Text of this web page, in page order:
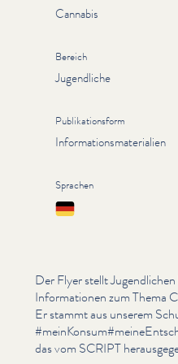
Cannabis
Bereich
Jugendliche
Publikationsform
Informationsmaterialien
Sprachen
Deutsch
Der Flyer stellt
Infor­ma­tio­nen zum Thema
Er stammt aus unserem
das vom SCRIPT